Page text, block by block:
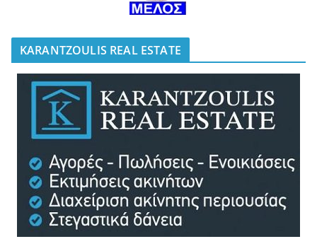
KARANTZOULIS REAL ESTATE